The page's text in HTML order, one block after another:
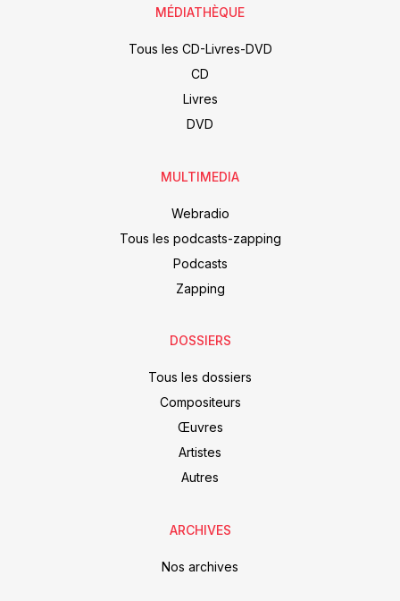
MÉDIATHÈQUE
Tous les CD-Livres-DVD
CD
Livres
DVD
MULTIMEDIA
Webradio
Tous les podcasts-zapping
Podcasts
Zapping
DOSSIERS
Tous les dossiers
Compositeurs
Œuvres
Artistes
Autres
ARCHIVES
Nos archives